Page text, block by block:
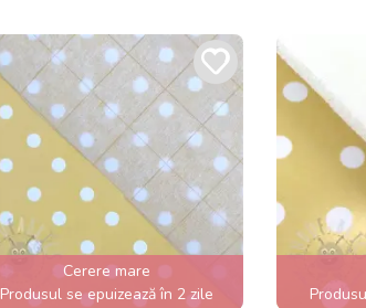
Cerere mare
Produsul se epuizează în 2 zile